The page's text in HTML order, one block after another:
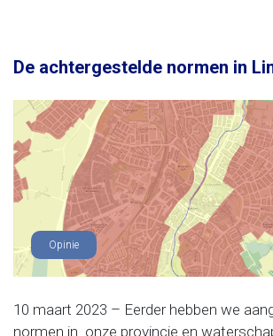
De achtergestelde normen in
Opinie
10 maart 2023 – Eerder hebben we
normen in onze provincie en